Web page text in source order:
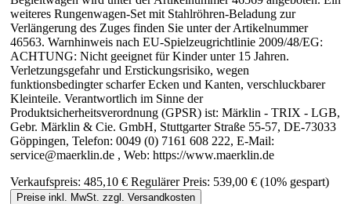
weiteres Rungenwagen-Set mit Stahlröhren-Beladung zur
Verlängerung des Zuges finden Sie unter der Artikelnummer
46563. Warnhinweis nach EU-Spielzeugrichtlinie 2009/48/EG:
ACHTUNG: Nicht geeignet für Kinder unter 15 Jahren.
Verletzungsgefahr und Erstickungsrisiko, wegen
funktionsbedingter scharfer Ecken und Kanten, verschluckbarer
Kleinteile. Verantwortlich im Sinne der
Produktsicherheitsverordnung (GPSR) ist: Märklin - TRIX - LGB,
Gebr. Märklin & Cie. GmbH, Stuttgarter Straße 55-57, DE-73033
Göppingen, Telefon: 0049 (0) 7161 608 222, E-Mail:
service@maerklin.de , Web: https://www.maerklin.de
Verkaufspreis: 485,10 € Regulärer Preis: 539,00 € (10% gespart)
Preise inkl. MwSt. zzgl. Versandkosten